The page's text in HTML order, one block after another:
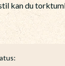
kan du